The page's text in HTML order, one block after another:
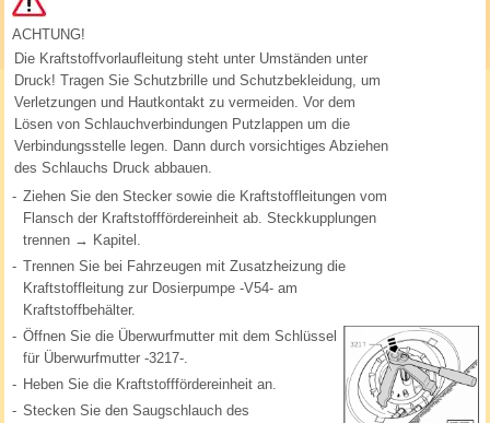
ACHTUNG!
Die Kraftstoffvorlaufleitung steht unter Umständen unter
Druck! Tragen Sie Schutzbrille und Schutzbekleidung, um
Verletzungen und Hautkontakt zu vermeiden. Vor dem
Lösen von Schlauchverbindungen Putzlappen um die
Verbindungsstelle legen. Dann durch vorsichtiges Abziehen
des Schlauchs Druck abbauen.
- Ziehen Sie den Stecker sowie die Kraftstoffleitungen vom
Flansch der Kraftstofffördereinheit ab. Steckkupplungen
trennen → Kapitel.
- Trennen Sie bei Fahrzeugen mit Zusatzheizung die
Kraftstoffleitung zur Dosierpumpe -V54- am
Kraftstoffbehälter.
- Öffnen Sie die Überwurfmutter mit dem Schlüssel
für Überwurfmutter -3217-.
- Heben Sie die Kraftstofffördereinheit an.
- Stecken Sie den Saugschlauch des